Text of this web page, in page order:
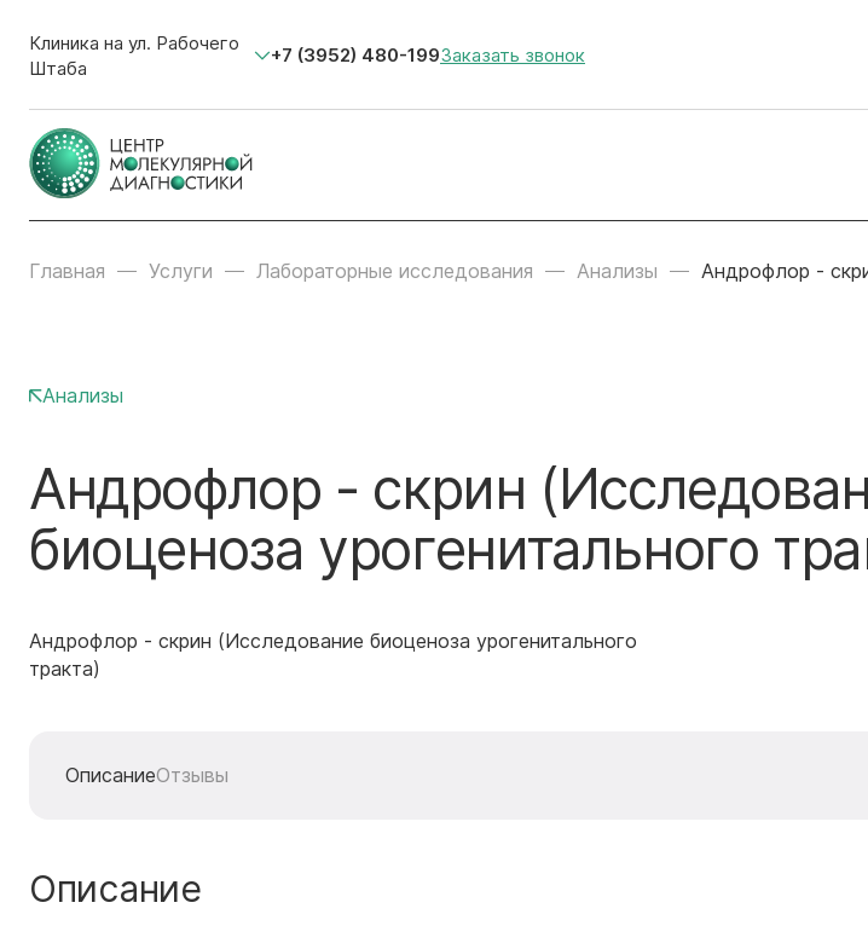
Клиника на ул. Рабочего
Штаба
+7 (3952) 480-199Заказать звонок
Главная Услуги Лабораторные исследования Анализы Андрофлор -
Анализы
Андрофлор - скрин
биоценоза урогенитального
Андрофлор - скрин (Исследование биоценоза урогенитального
тракта)
ОписаниеОтзывы
Описание